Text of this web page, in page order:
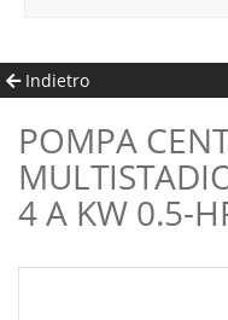
Indietro
POMPA CENTRIFUGA
4 A KW 0.5-